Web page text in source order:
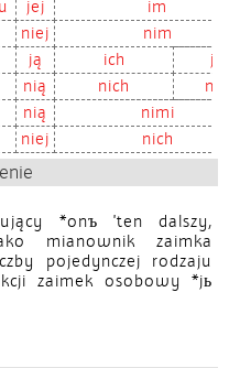
jej
im
niej
nim
ją ich
je
nią nich
nie
nią
nimi
niej nich
*onъ 'ten dalszy,
mianownik zaimka
pojedynczej rodzaju
zaimek osobowy *jь